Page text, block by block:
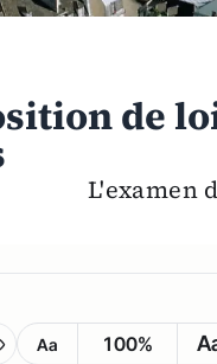
de
L'examen
Aa 100%